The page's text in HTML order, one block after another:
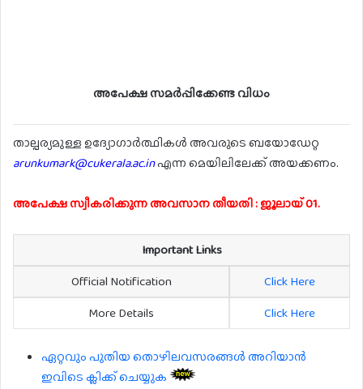
അപേക്ഷ സമർപ്പിക്കേണ്ട വിധം
താല്പര്യമുള്ള ഉദ്യോഗാർത്ഥികൾ അവരുടെ ബയോഡേറ്റ
arunkumark@cukerala.ac.inഎന്ന മെയിലിലേക്ക് അയക്കണം.
അപേക്ഷ സ്വീകരിക്കുന്ന അവസാന തീയതി : ജൂലായ് 01.
Important Links
Official Notification
Click Here
More Details
Click Here
ഏറ്റവും പുതിയ തൊഴിലവസരങ്ങൾ അറിയാൻ
ഇവിടെ ക്ലിക്ക് ചെയ്യുക